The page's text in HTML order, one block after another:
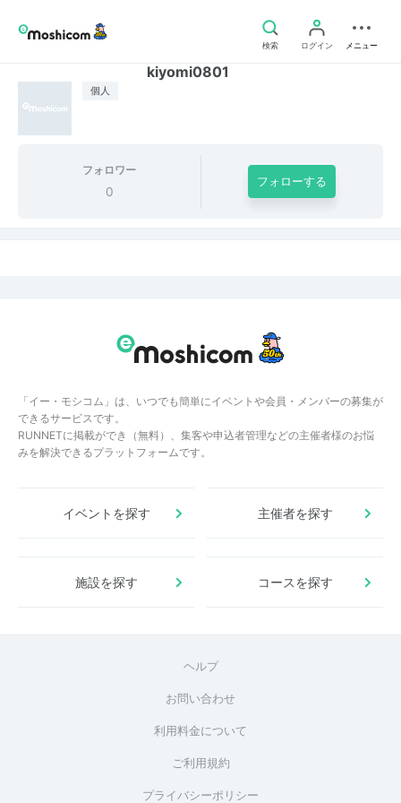
検索 ログイン メニュー
個人
kiyomi0801
フォロワー
0
フォローする
「イー・モシコム」は、いつでも簡単にイベントや会員・メンバーの募集が
できるサービスです。
RUNNETに掲載ができ（無料）、集客や申込者管理などの主催者様のお悩
みを解決できるプラットフォームです。
イベントを探す 主催者を探す
施設を探す コースを探す
ヘルプ
お問い合わせ
利用料金について
ご利用規約
プライバシーポリシー